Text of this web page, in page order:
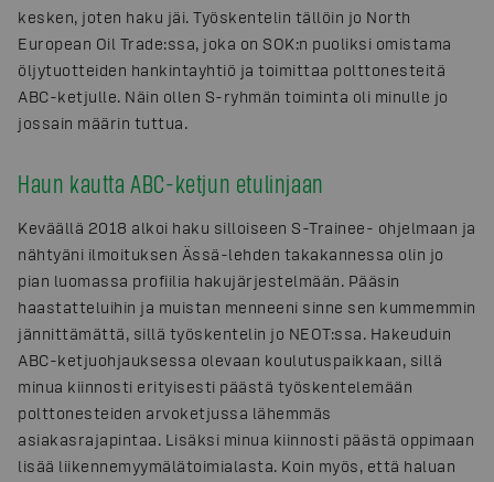
kesken, joten haku jäi. Työskentelin tällöin jo North
European Oil Trade:ssa, joka on SOK:n puoliksi omistama
öljytuotteiden hankintayhtiö ja toimittaa polttonesteitä
ABC-ketjulle. Näin ollen S-ryhmän toiminta oli minulle jo
jossain määrin tuttua.
Haun kautta ABC-ketjun etulinjaan
Keväällä 2018 alkoi haku silloiseen S-Trainee- ohjelmaan ja
nähtyäni ilmoituksen Ässä-lehden takakannessa olin jo
pian luomassa profiilia hakujärjestelmään. Pääsin
haastatteluihin ja muistan menneeni sinne sen kummemmin
jännittämättä, sillä työskentelin jo NEOT:ssa. Hakeuduin
ABC-ketjuohjauksessa olevaan koulutuspaikkaan, sillä
minua kiinnosti erityisesti päästä työskentelemään
polttonesteiden arvoketjussa lähemmäs
asiakasrajapintaa. Lisäksi minua kiinnosti päästä oppimaan
lisää liikennemyymälätoimialasta. Koin myös, että haluan